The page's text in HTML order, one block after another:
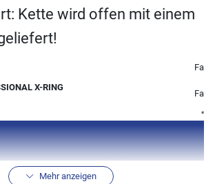
Kette wird offen mit einem
X-RING
*
der DID520VX
Mehr anzeigen